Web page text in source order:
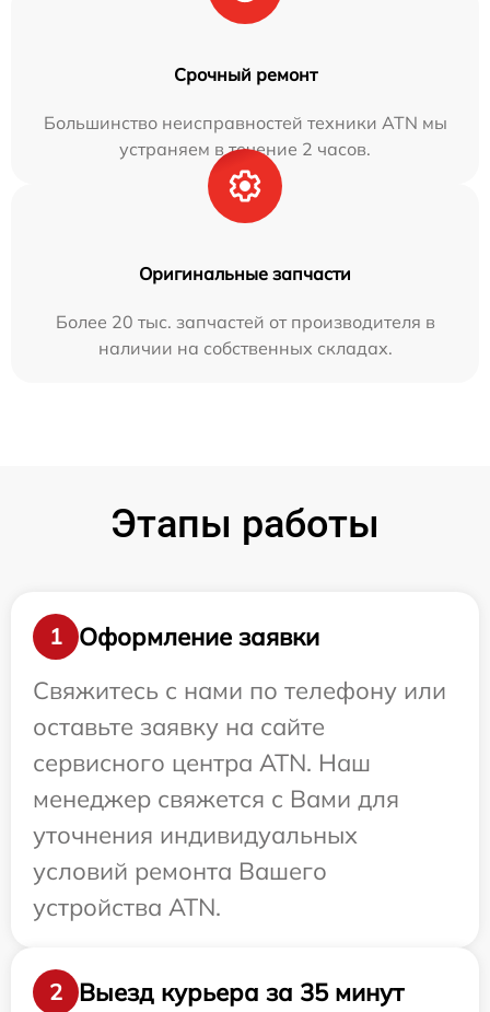
Срочный ремонт
Большинство неисправностей техники ATN мы
устраняем в течение 2 часов.
Оригинальные запчасти
Более 20 тыс. запчастей от производителя в
наличии на собственных складах.
Этапы работы
1
Оформление заявки
Свяжитесь с нами по телефону или
оставьте заявку на сайте
сервисного центра ATN. Наш
менеджер свяжется с Вами для
уточнения индивидуальных
условий ремонта Вашего
устройства ATN.
2
Выезд курьера за 35 минут